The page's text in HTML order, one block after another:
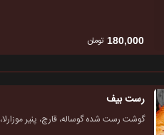
180,000 تومان
رست بیف
گوشت رست شده گوساله، قارچ، پنیر